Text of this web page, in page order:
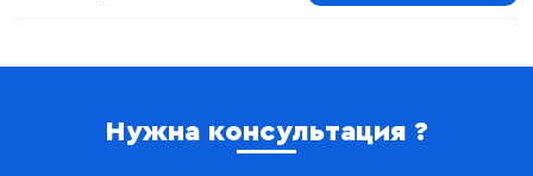
Нужна консультация ?